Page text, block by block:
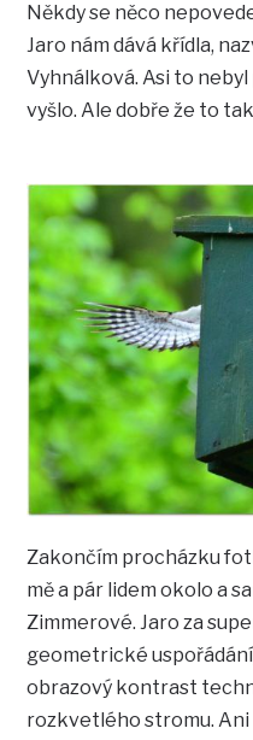
Někdy se něco
Jaro nám dává křídla,
Vyhnálková. Asi to
vyšlo. Ale dobře že to
Zakončím procházku
mě a pár lidem okolo a
Zimmerové. Jaro za
geometrické
obrazový kontrast
rozkvetlého stromu. Ani